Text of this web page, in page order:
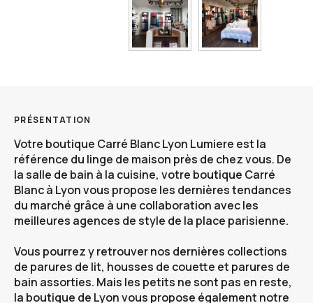
PRÉSENTATION
Votre boutique Carré Blanc Lyon Lumiere est la
référence du linge de maison près de chez vous. De
la salle de bain à la cuisine, votre boutique Carré
Blanc à Lyonvous propose les dernières tendances
du marché grâce à une collaboration avec les
meilleures agences de style de la place parisienne.
Vous pourrez y retrouver nos dernières collections
de parures de lit, housses de couette et parures de
bain assorties. Mais les petits ne sont pas en reste,
la boutique de Lyon vous propose également notre